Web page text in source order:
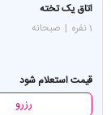
اتاق یک تخته
1 نفره
| صبحانه
قیمت استعلام شود
رزرو